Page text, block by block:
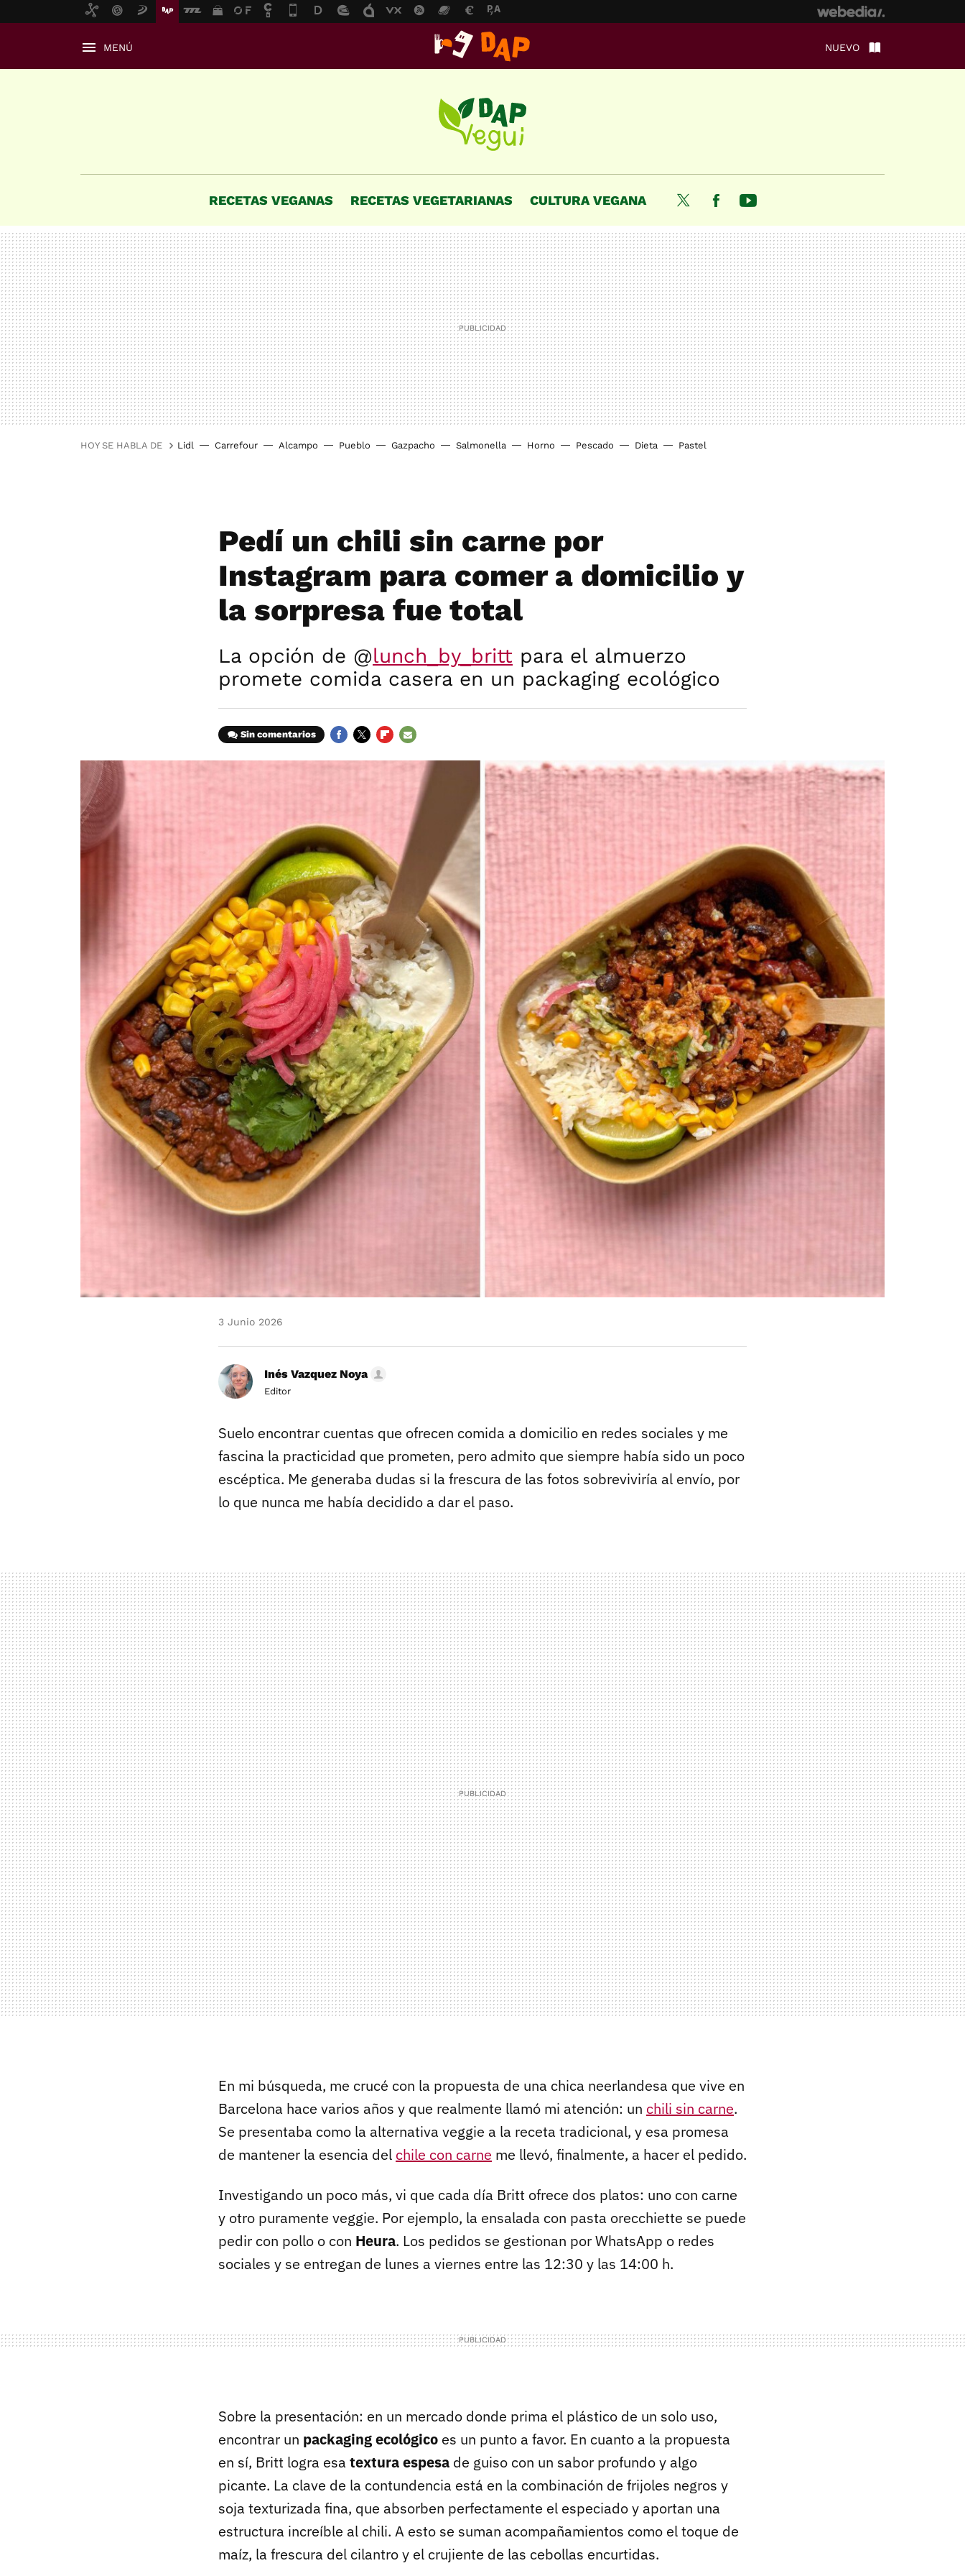
MENÚ NUEVO
RECETAS VEGANAS RECETAS VEGETARIANAS CULTURA VEGANA Twitter FacebookYoutube
HOY SE HABLA DE Lidl Carrefour Alcampo Pueblo Gazpacho Salmonella Horno Pescado Dieta Pastel
Pedí un chili sin carne por
Instagram para comer a domicilio y
la sorpresa fue total
La opción de @lunch_by_britt para el almuerzo
promete comida casera en un packaging ecológico
Sin comentarios
3 Junio 2026
Inés Vazquez Noya
Editor
Suelo encontrar cuentas que ofrecen comida a domicilio en redes sociales y me
fascina la practicidad que prometen, pero admito que siempre había sido un poco
escéptica. Me generaba dudas si la frescura de las fotos sobreviviría al envío, por
lo que nunca me había decidido a dar el paso.
En mi búsqueda, me crucé con la propuesta de una chica neerlandesa que vive en
Barcelona hace varios años y que realmente llamó mi atención: un chili sin carne.
Se presentaba como la alternativa veggie a la receta tradicional, y esa promesa
de mantener la esencia del chile con carne me llevó, finalmente, a hacer el pedido.
Investigando un poco más, vi que cada día Britt ofrece dos platos: uno con carne
y otro puramente veggie. Por ejemplo, la ensalada con pasta orecchiette se puede
pedir con pollo o con Heura. Los pedidos se gestionan por WhatsApp o redes
sociales y se entregan de lunes a viernes entre las 12:30 y las 14:00 h.
Sobre la presentación: en un mercado donde prima el plástico de un solo uso,
encontrar un packaging ecológico es un punto a favor. En cuanto a la propuesta
en sí, Britt logra esa textura espesa de guiso con un sabor profundo y algo
picante. La clave de la contundencia está en la combinación de frijoles negros y
soja texturizada fina, que absorben perfectamente el especiado y aportan una
estructura increíble al chili. A esto se suman acompañamientos como el toque de
maíz, la frescura del cilantro y el crujiente de las cebollas encurtidas.